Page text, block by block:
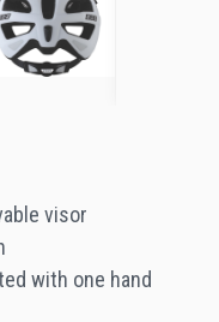
visor
with one hand